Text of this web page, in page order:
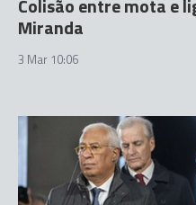
Colisão entre mota e
Miranda
3 Mar 10:06